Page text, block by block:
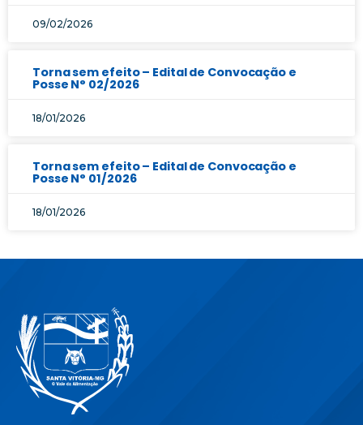
09/02/2026
Torna sem efeito – Edital de Convocação e
Posse N° 02/2026
18/01/2026
Torna sem efeito – Edital de Convocação e
Posse N° 01/2026
18/01/2026